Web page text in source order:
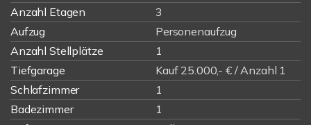
Anzahl Etagen
3
Aufzug
Personenaufzug
Anzahl Stellplätze
1
Tiefgarage
Kauf 25.000,- € / Anzahl 1
Schlafzimmer
1
Badezimmer
1